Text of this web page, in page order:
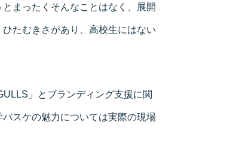
まったくそんなことはなく、展開
たむきさがあり、高校生にはない
」とブランディング支援に関
スケの魅力については実際の現場